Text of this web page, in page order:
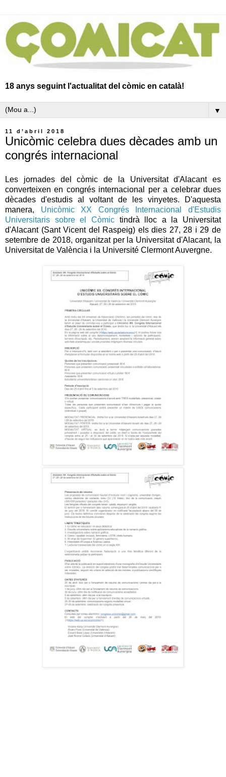
18 anys seguint l'actualitat del còmic en català!
▼
11 d’abril 2018
Unicòmic celebra dues dècades amb un
congrés internacional
Les jornades del còmic de la Universitat d'Alacant es
converteixen en congrés internacional per a celebrar dues
dècades d'estudis al voltant de les vinyetes. D'aquesta
manera, Unicòmic XX Congrés Internacional d'Estudis
Universitaris sobre el Còmictindrà lloc a la Universitat
d'Alacant (Sant Vicent del Raspeig) els dies 27, 28 i 29 de
setembre de 2018, organitzat per la Universitat d'Alacant, la
Universitat de València i la Université Clermont Auvergne.